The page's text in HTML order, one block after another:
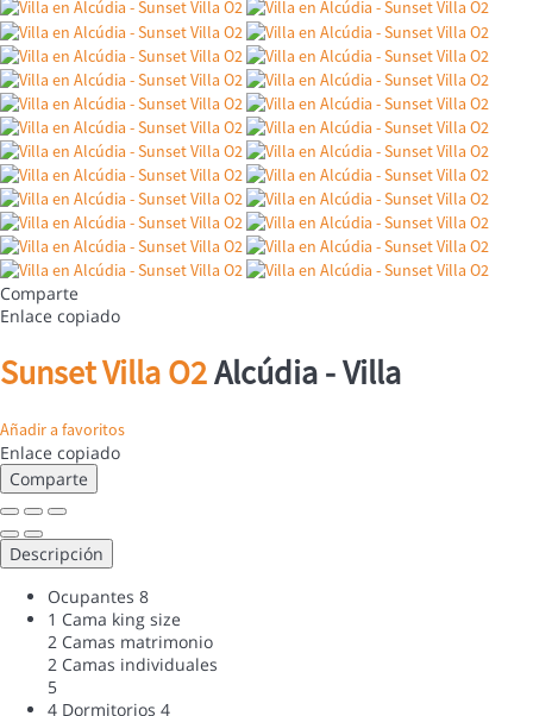
Comparte
Enlace copiado
Sunset Villa O2Alcúdia -Villa
Añadir a favoritos
Enlace copiado
Comparte
Descripción
Ocupantes 8
1 Cama king size
2 Camas matrimonio
2 Camas individuales
5
4 Dormitorios 4